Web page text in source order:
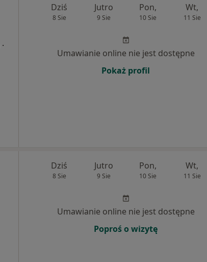
·
Dziś
8 Sie
Jutro
9 Sie
Pon,
10 Sie
Wt,
11 Sie
Umawianie online nie jest dostępne
Pokaż profil
Dziś
8 Sie
Jutro
9 Sie
Pon,
10 Sie
Wt,
11 Sie
Umawianie online nie jest dostępne
Poproś o wizytę